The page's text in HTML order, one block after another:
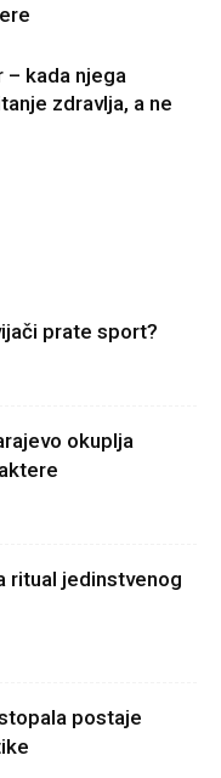
kada njega
zdravlja, a ne
prate sport?
okuplja
ritual jedinstvenog
postaje